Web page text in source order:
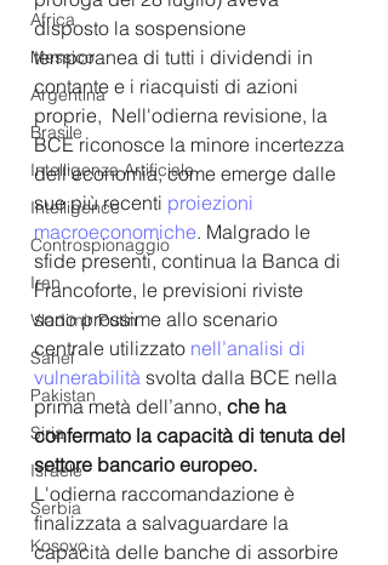
Africa
Messico
Argentina
Brasile
Intelligenza Artificiale
Intelligence
Controspionaggio
Iran
Vladimir Putin
Sahel
Pakistan
Siria
Israele
Serbia
Kosovo
disposto la sospensione
temporanea di tutti i dividendi in
contante e i riacquisti di azioni
proprie,  Nell'odierna revisione, la
BCE riconosce la minore incertezza
dell'economia, come emerge dalle
sue più recenti proiezioni
macroeconomiche. Malgrado le
sfide presenti, continua la Banca di
Francoforte, le previsioni riviste
sono prossime allo scenario
centrale utilizzato nell’analisi di
vulnerabilità svolta dalla BCE nella
prima metà dell’anno, che ha
confermato la capacità di tenuta del
settore bancario europeo.
L'odierna raccomandazione è
finalizzata a salvaguardare la
capacità delle banche di assorbire